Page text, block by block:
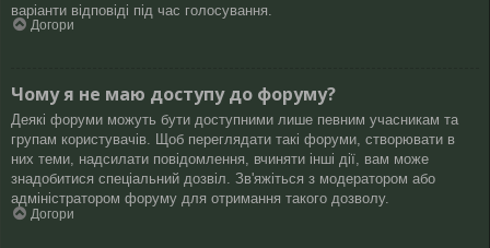
варіанти відповіді під час голосування.
Догори
Чому я не маю доступу до форуму?
Деякі форуми можуть бути доступними лише певним учасникам та
групам користувачів. Щоб переглядати такі форуми, створювати в
них теми, надсилати повідомлення, вчиняти інші дії, вам може
знадобитися спеціальний дозвіл. Зв'яжіться з модератором або
адміністратором форуму для отримання такого дозволу.
Догори